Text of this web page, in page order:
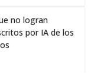
no logran
por IA de los